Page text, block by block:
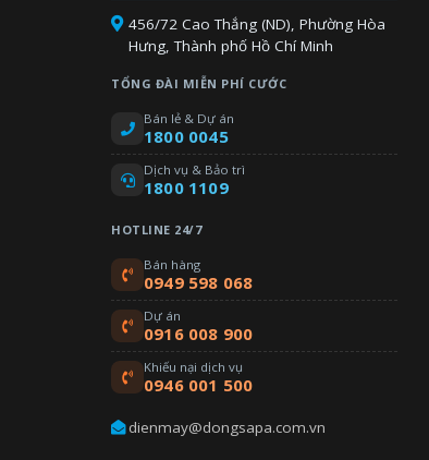
456/72 Cao Thắng (ND), Phường Hòa
Hưng, Thành phố Hồ Chí Minh
TỔNG ĐÀI MIỄN PHÍ CƯỚC
Bán lẻ & Dự án
1800 0045
Dịch vụ & Bảo trì
1800 1109
HOTLINE 24/7
Bán hàng
0949 598 068
Dự án
0916 008 900
Khiếu nại dịch vụ
0946 001 500
dienmay@dongsapa.com.vn